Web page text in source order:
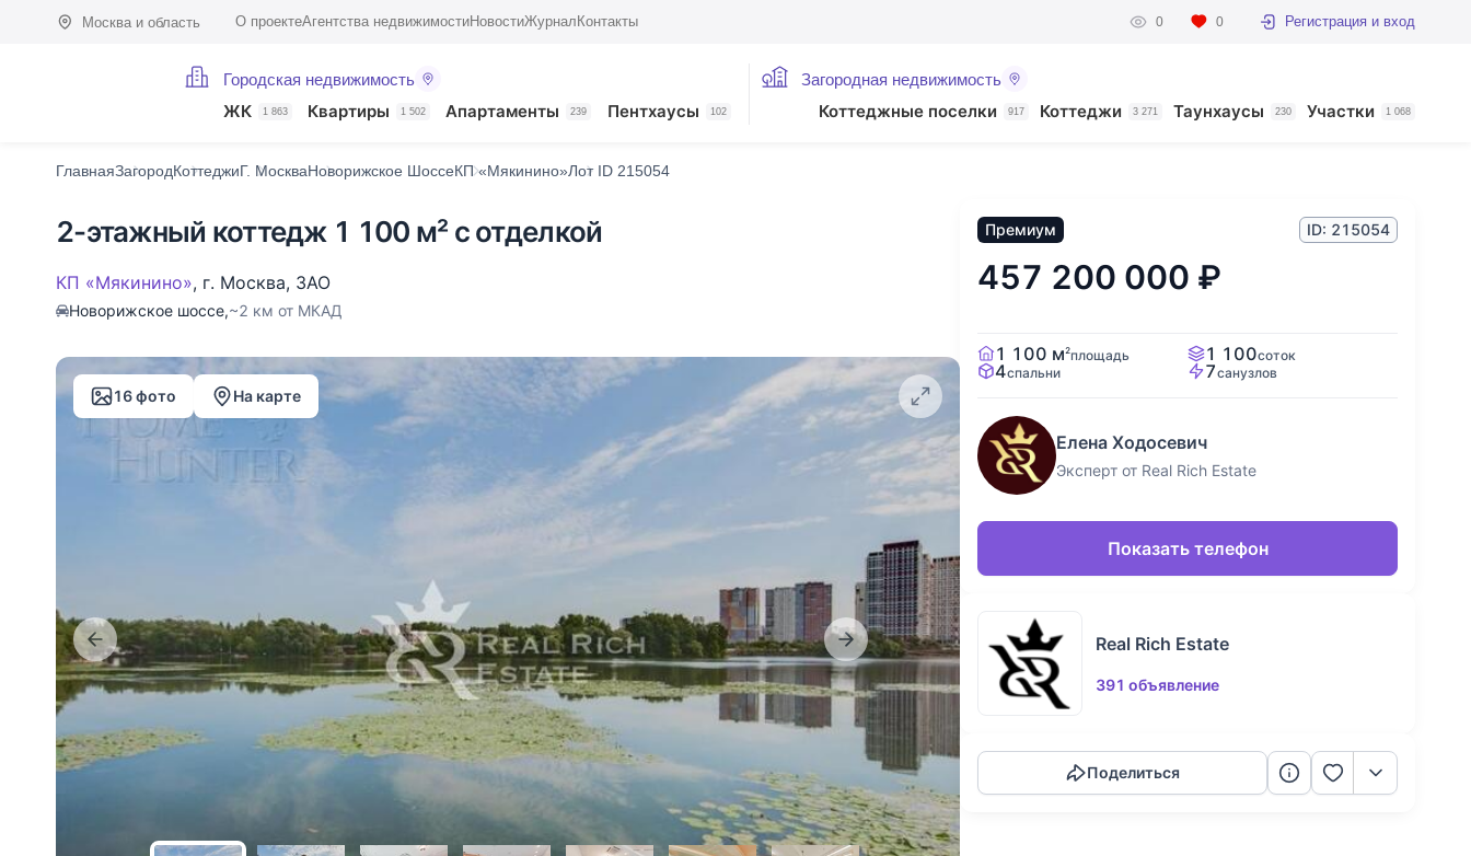
Москва и область О проектеАгентства недвижимостиНовостиЖурнал Контакты 0 0 Регистрация и вход
Городская недвижимость
ЖК 1 863 Квартиры 1 502 Апартаменты 239 Пентхаусы 102
Загородная недвижимость
Коттеджные поселки 917 Коттеджи 3 271 Таунхаусы 230 Участки 1 068
ГлавнаяЗагородКоттеджиГ. МоскваНоворижское ШоссеКП «Мякинино»Лот ID 215054
2-этажный коттедж 1 100 м² с отделкой
КП «Мякинино», г. Москва, ЗАО
Новорижское шоссе,~2 км от МКАД
16 фото На карте
Премиум ID: 215054
457 200 000 ₽
1 100 м2площадь 1 100соток
4спальни 7санузлов
Елена Ходосевич
Эксперт от Real Rich Estate
Показать телефон
Real Rich Estate
391 объявление
Поделиться
Скопировать ссылку
ХарактеристикиОписаниеО поселкеНа карте